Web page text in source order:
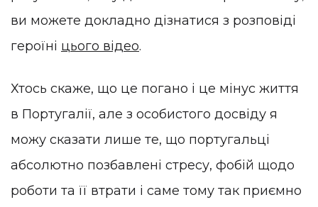
ви можете докладно дізнатися з розповіді
героїні цього відео.
Хтось скаже, що це погано і це мінус життя
в Португалії, але з особистого досвіду я
можу сказати лише те, що португальці
абсолютно позбавлені стресу, фобій щодо
роботи та її втрати і саме тому так приємно